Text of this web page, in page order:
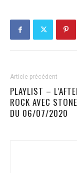
Article précédent
PLAYLIST –
ROCK AVEC
DU 06/07/2020